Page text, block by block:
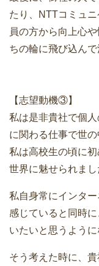
たり、NTTコミュ
員の方から向上心
ちの輪に飛び込んで
【志望動機③】
私は是非貴社で個
に関わる仕事で世
私は高校生の頃に
世界に魅せられまし
私自身常にインタ
感じていると同時
いたいと思うように
そう考えた時に、